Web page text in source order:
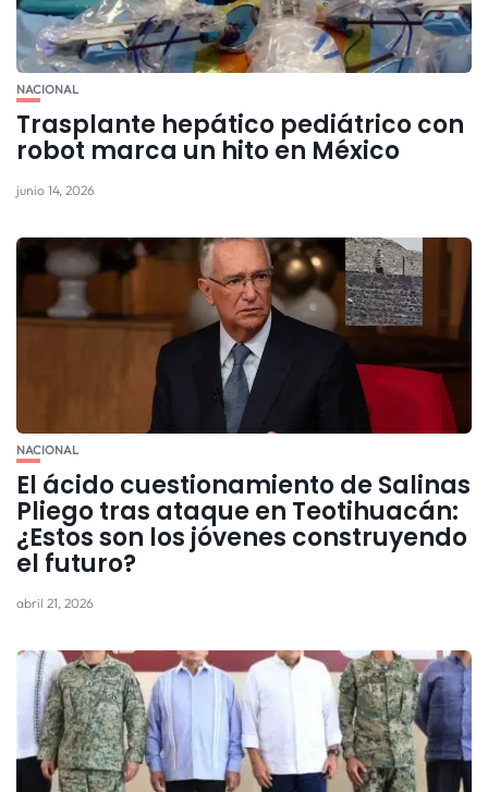
NACIONAL
Trasplante hepático pediátrico con
robot marca un hito en México
junio 14, 2026
NACIONAL
El ácido cuestionamiento de Salinas
Pliego tras ataque en Teotihuacán:
¿Estos son los jóvenes construyendo
el futuro?
abril 21, 2026